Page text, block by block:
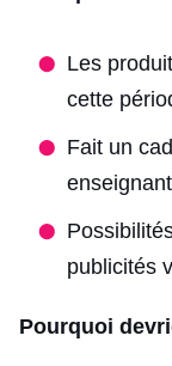
Les
cette
Fait un
publicités
Pourquoi